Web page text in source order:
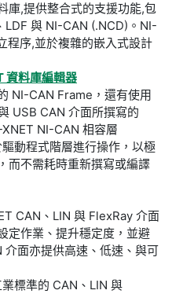
庫,提供整合式的支援功能,包
LDF 與 NI-CAN (.NCD)。NI-
程序,並於複雜的嵌入式設計
資料庫編輯器
NI-CAN Frame，還有使用
USB CAN 介面所撰寫的
NI-CAN 相容層
動程式階層進行操作，以極
而不需耗時重新撰寫或編譯
CAN、LIN 與 FlexRay 介面
定作業、提升穩定度，並避
面亦提供高速、低速、與可
標準的 CAN、LIN 與